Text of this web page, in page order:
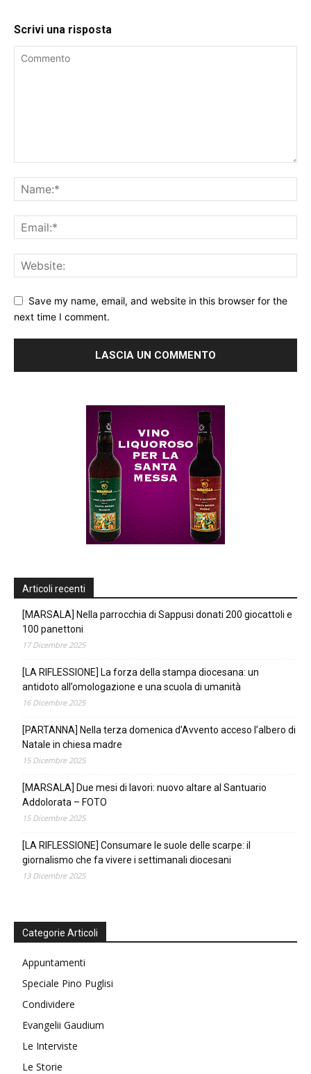
Scrivi una risposta
Save my name, email, and website in this browser for the
next time I comment.
Articoli recenti
[MARSALA] Nella parrocchia di Sappusi donati 200 giocattoli e
100 panettoni
17 Dicembre 2025
[LA RIFLESSIONE] La forza della stampa diocesana: un
antidoto all’omologazione e una scuola di umanità
16 Dicembre 2025
[PARTANNA] Nella terza domenica d’Avvento acceso l’albero di
Natale in chiesa madre
15 Dicembre 2025
[MARSALA] Due mesi di lavori: nuovo altare al Santuario
Addolorata – FOTO
15 Dicembre 2025
[LA RIFLESSIONE] Consumare le suole delle scarpe: il
giornalismo che fa vivere i settimanali diocesani
13 Dicembre 2025
Categorie Articoli
Appuntamenti
Speciale Pino Puglisi
Condividere
Evangelii Gaudium
Le Interviste
Le Storie